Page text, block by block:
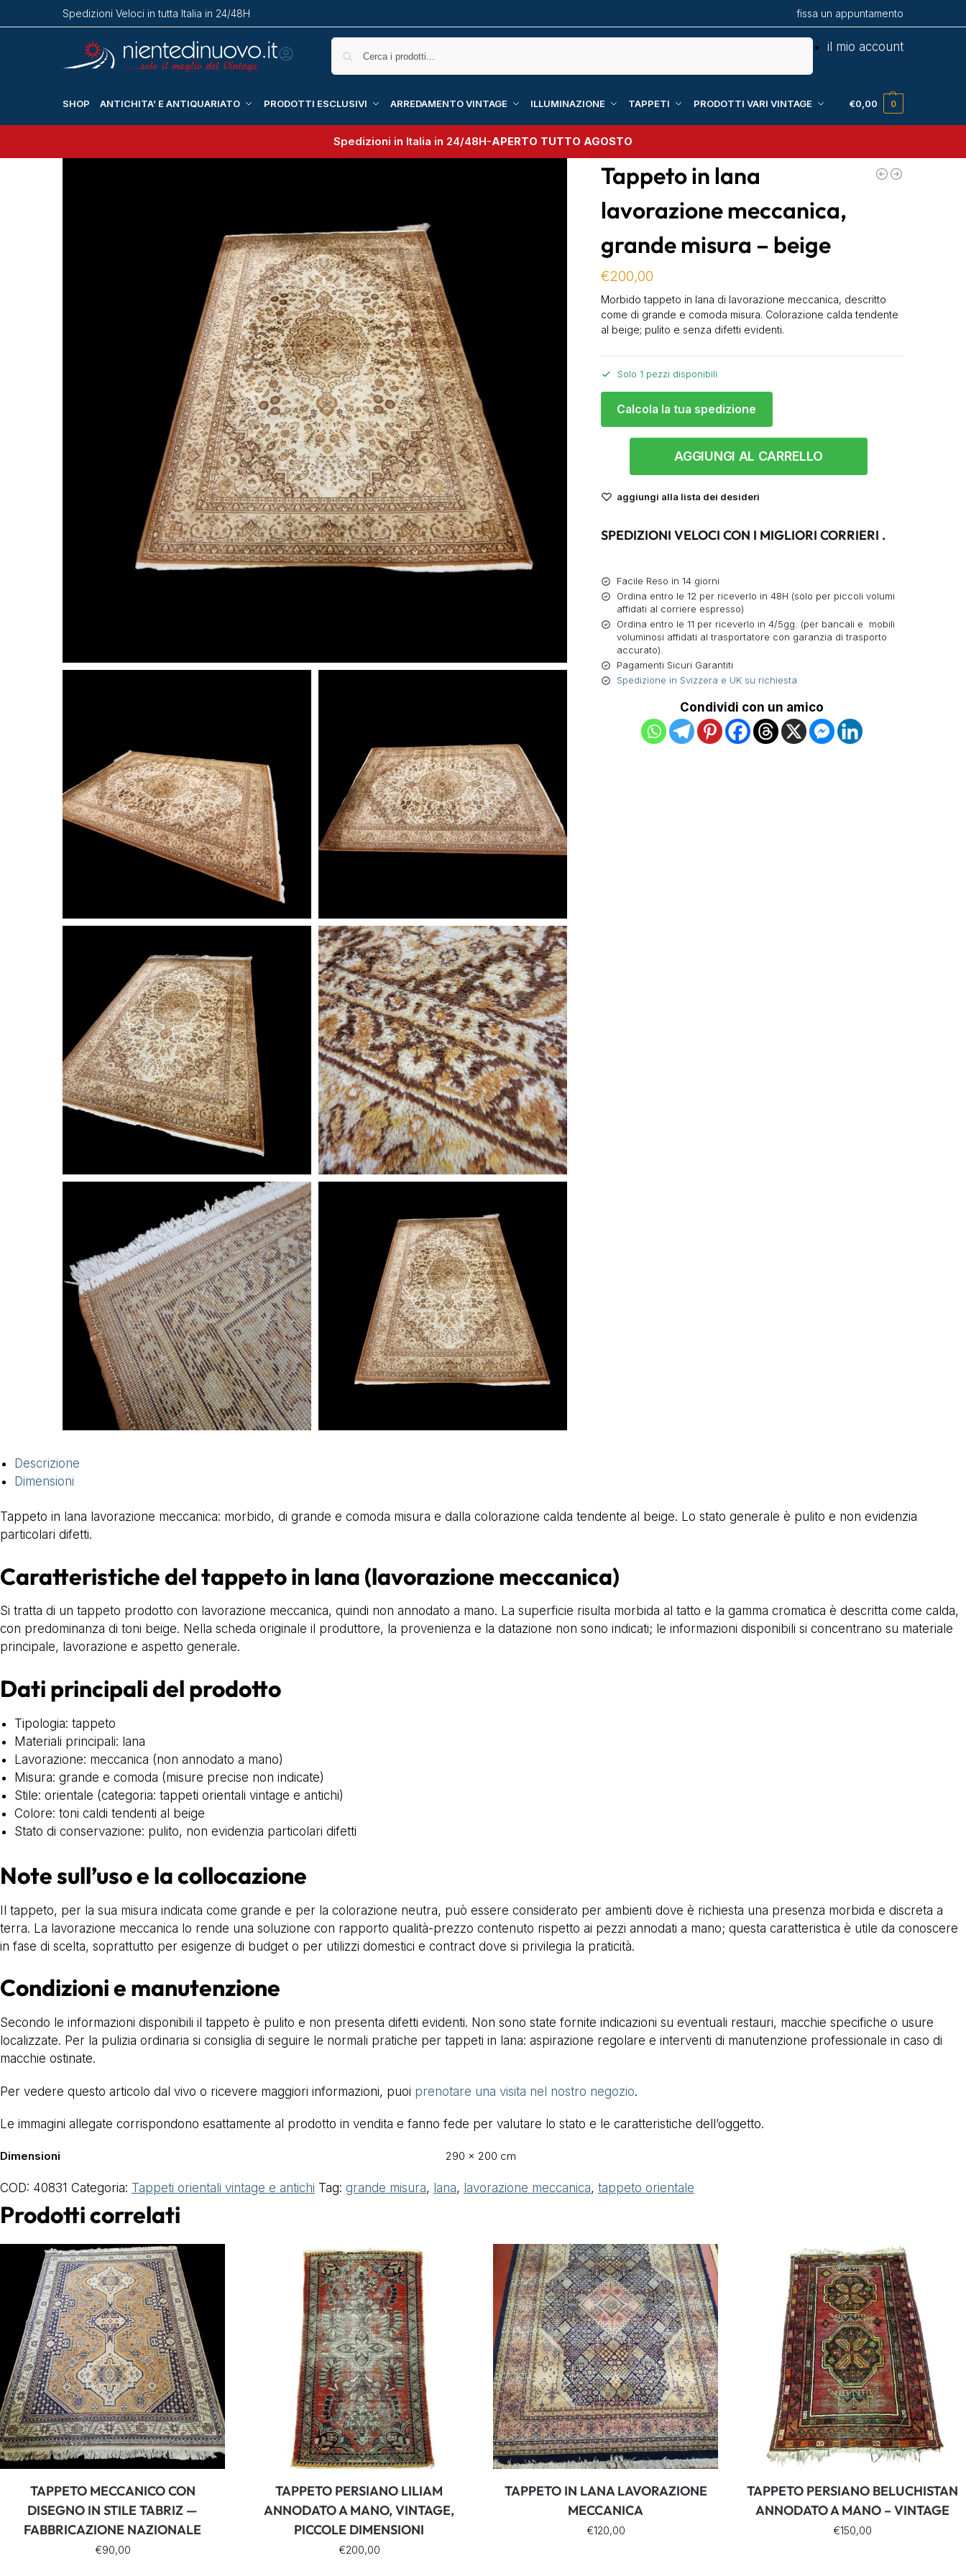
Spedizioni Veloci in tutta Italia in 24/48H fissa un appuntamento
il mio account
SHOP ANTICHITA’ E ANTIQUARIATO PRODOTTI ESCLUSIVI ARREDAMENTO VINTAGE ILLUMINAZIONE TAPPETI PRODOTTI VARI VINTAGE €0,00 0
Spedizioni in Italia in 24/48H-APERTO TUTTO AGOSTO
Tappeto in lana
lavorazione meccanica,
grande misura – beige
€200,00
Morbido tappeto in lana di lavorazione meccanica, descritto
come di grande e comoda misura. Colorazione calda tendente
al beige; pulito e senza difetti evidenti.
Solo 1 pezzi disponibili
Calcola la tua spedizione
AGGIUNGI AL CARRELLO
aggiungi alla lista dei desideri
SPEDIZIONI VELOCI CON I MIGLIORI CORRIERI .
Facile Reso in 14 giorni
Ordina entro le 12 per riceverlo in 48H (solo per piccoli volumi
affidati al corriere espresso)
Ordina entro le 11 per riceverlo in 4/5gg. (per bancali e mobili
voluminosi affidati al trasportatore con garanzia di trasporto
accurato).
Pagamenti Sicuri Garantiti
Spedizione in Svizzera e UK su richiesta
Condividi con un amico
Descrizione
Dimensioni
Tappeto in lana lavorazione meccanica: morbido, di grande e comoda misura e dalla colorazione calda tendente al beige. Lo stato generale è pulito e non evidenzia
particolari difetti.
Caratteristiche del tappeto in lana (lavorazione meccanica)
Si tratta di un tappeto prodotto con lavorazione meccanica, quindi non annodato a mano. La superficie risulta morbida al tatto e la gamma cromatica è descritta come calda,
con predominanza di toni beige. Nella scheda originale il produttore, la provenienza e la datazione non sono indicati; le informazioni disponibili si concentrano su materiale
principale, lavorazione e aspetto generale.
Dati principali del prodotto
Tipologia: tappeto
Materiali principali: lana
Lavorazione: meccanica (non annodato a mano)
Misura: grande e comoda (misure precise non indicate)
Stile: orientale (categoria: tappeti orientali vintage e antichi)
Colore: toni caldi tendenti al beige
Stato di conservazione: pulito, non evidenzia particolari difetti
Note sull’uso e la collocazione
Il tappeto, per la sua misura indicata come grande e per la colorazione neutra, può essere considerato per ambienti dove è richiesta una presenza morbida e discreta a
terra. La lavorazione meccanica lo rende una soluzione con rapporto qualità-prezzo contenuto rispetto ai pezzi annodati a mano; questa caratteristica è utile da conoscere
in fase di scelta, soprattutto per esigenze di budget o per utilizzi domestici e contract dove si privilegia la praticità.
Condizioni e manutenzione
Secondo le informazioni disponibili il tappeto è pulito e non presenta difetti evidenti. Non sono state fornite indicazioni su eventuali restauri, macchie specifiche o usure
localizzate. Per la pulizia ordinaria si consiglia di seguire le normali pratiche per tappeti in lana: aspirazione regolare e interventi di manutenzione professionale in caso di
macchie ostinate.
Per vedere questo articolo dal vivo o ricevere maggiori informazioni, puoi prenotare una visita nel nostro negozio.
Le immagini allegate corrispondono esattamente al prodotto in vendita e fanno fede per valutare lo stato e le caratteristiche dell’oggetto.
Dimensioni 290 × 200 cm
COD: 40831 Categoria: Tappeti orientali vintage e antichi Tag: grande misura, lana, lavorazione meccanica, tappeto orientale
Prodotti correlati
TAPPETO MECCANICO CON
DISEGNO IN STILE TABRIZ —
FABBRICAZIONE NAZIONALE
€90,00
TAPPETO PERSIANO LILIAM
ANNODATO A MANO, VINTAGE,
PICCOLE DIMENSIONI
€200,00
TAPPETO IN LANA LAVORAZIONE
MECCANICA
€120,00
TAPPETO PERSIANO BELUCHISTAN
ANNODATO A MANO – VINTAGE
€150,00